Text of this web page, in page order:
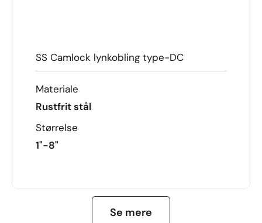
SS Camlock lynkobling type-DC
Materiale
Rustfrit stål
Størrelse
1"-8"
FÅ MERE AT VIDE
Se mere